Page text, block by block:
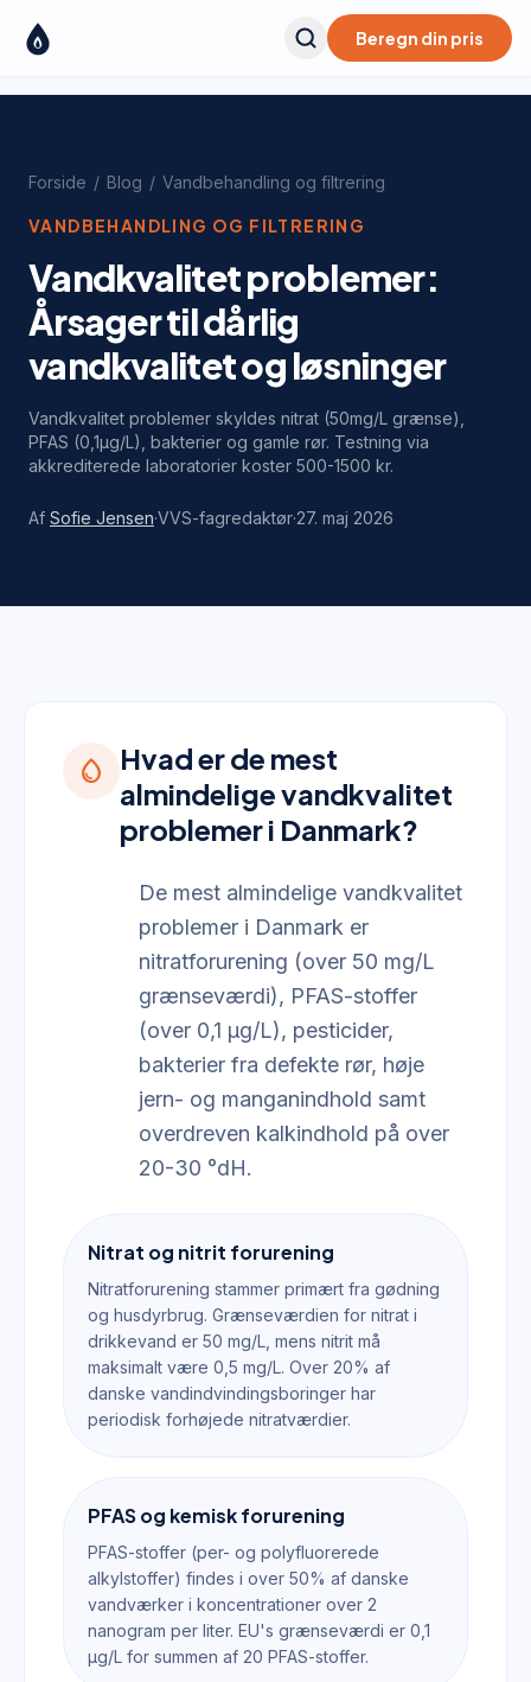
Beregn din pris
Forside / Blog / Vandbehandling og filtrering
VANDBEHANDLING OG FILTRERING
Vandkvalitet problemer:
Årsager til dårlig
vandkvalitet og løsninger
Vandkvalitet problemer skyldes nitrat (50mg/L grænse),
PFAS (0,1µg/L), bakterier og gamle rør. Testning via
akkrediterede laboratorier koster 500-1500 kr.
Af Sofie Jensen·VVS-fagredaktør·27. maj 2026
water_drop
Hvad er de mest
almindelige vandkvalitet
problemer i Danmark?
De mest almindelige vandkvalitet
problemer i Danmark er
nitratforurening (over 50 mg/L
grænseværdi), PFAS-stoffer
(over 0,1 µg/L), pesticider,
bakterier fra defekte rør, høje
jern- og manganindhold samt
overdreven kalkindhold på over
20-30 °dH.
Nitrat og nitrit forurening
Nitratforurening stammer primært fra gødning
og husdyrbrug. Grænseværdien for nitrat i
drikkevand er 50 mg/L, mens nitrit må
maksimalt være 0,5 mg/L. Over 20% af
danske vandindvindingsboringer har
periodisk forhøjede nitratværdier.
PFAS og kemisk forurening
PFAS-stoffer (per- og polyfluorerede
alkylstoffer) findes i over 50% af danske
vandværker i koncentrationer over 2
nanogram per liter. EU's grænseværdi er 0,1
µg/L for summen af 20 PFAS-stoffer.